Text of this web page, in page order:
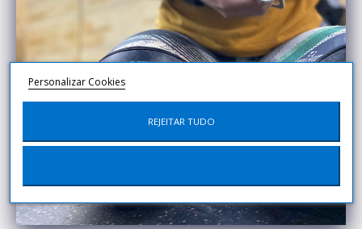
Personalizar Cookies
REJEITAR TUDO